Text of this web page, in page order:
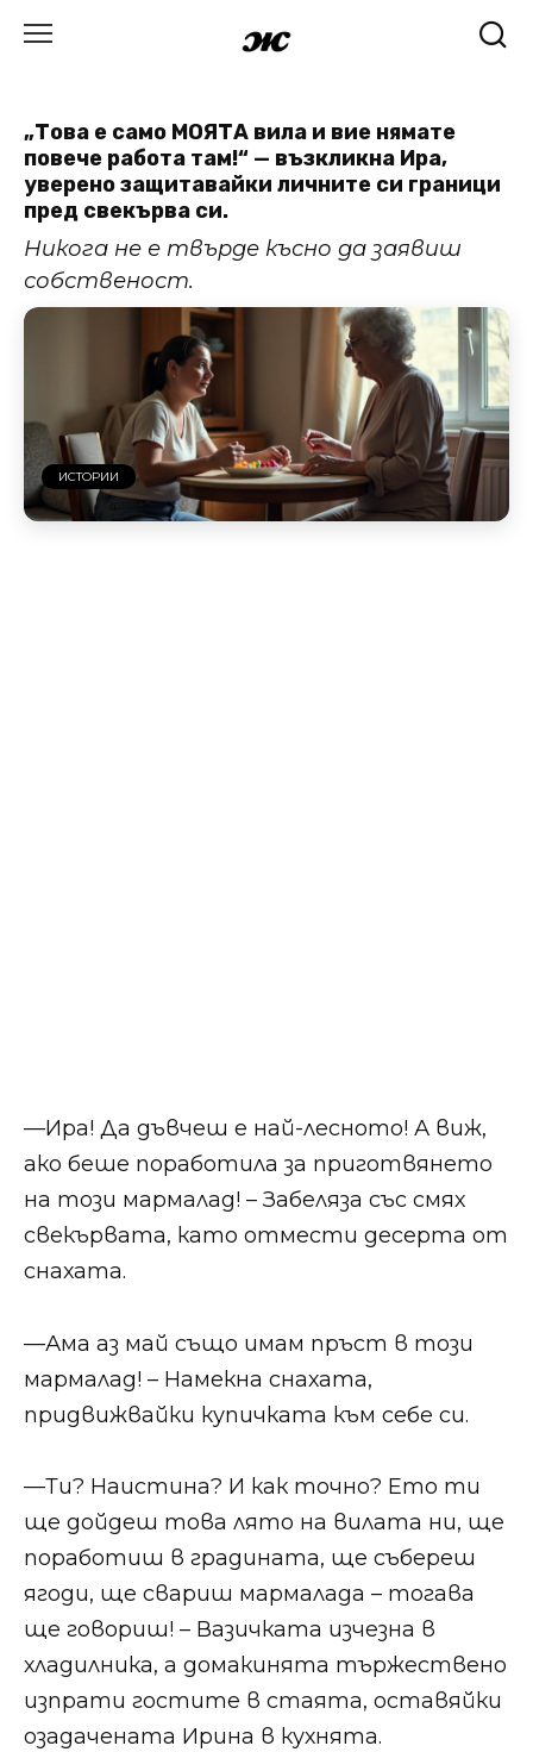
„Това е само МОЯТА вила и вие нямате
повече работа там!“ — възкликна Ира,
уверено защитавайки личните си граници
пред свекърва си.
Никога не е твърде късно да заявиш
собственост.
ИСТОРИИ
​​—Ира! Да дъвчеш е най-лесното! А виж,
ако беше поработила за приготвянето
на този мармалад! – Забеляза със смях
свекървата, като отмести десерта от
снахата.​​
​​—Ама аз май също имам пръст в този
мармалад! – Намекна снахата,
придвижвайки купичката към себе си.​​
​​—Ти? Наистина? И как точно? Ето ти
ще дойдеш това лято на вилата ни, ще
поработиш в градината, ще събереш
ягоди, ще свариш мармалада – тогава
ще говориш! – Вазичката изчезна в
хладилника, а домакинята тържествено
изпрати гостите в стаята, оставяйки
озадачената Ирина в кухнята.​​